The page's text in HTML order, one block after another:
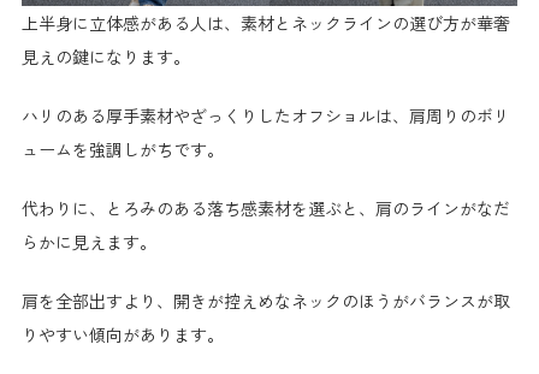
上半身に立体感がある人は、素材とネックラインの選び方が華奢
見えの鍵になります。
ハリのある厚手素材やざっくりしたオフショルは、肩周りのボリ
ュームを強調しがちです。
代わりに、とろみのある落ち感素材を選ぶと、肩のラインがなだ
らかに見えます。
肩を全部出すより、開きが控えめなネックのほうがバランスが取
りやすい傾向があります。